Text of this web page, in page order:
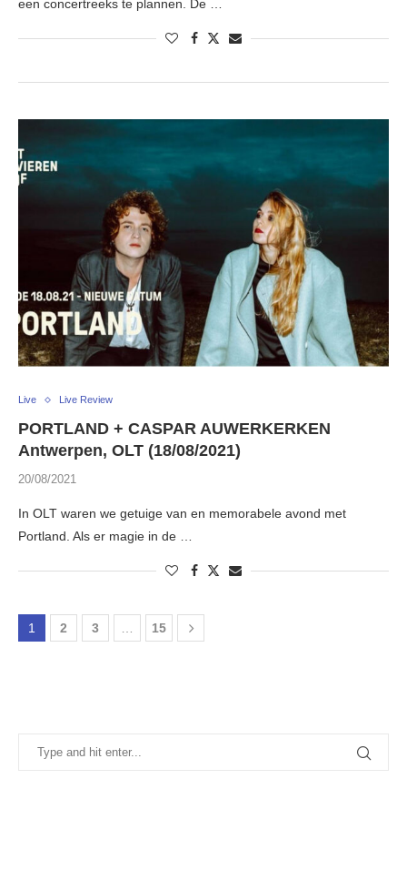
een concertreeks te plannen. De …
Live Live Review
PORTLAND + CASPAR AUWERKERKEN
Antwerpen, OLT (18/08/2021)
20/08/2021
In OLT waren we getuige van en memorabele avond met
Portland. Als er magie in de …
1 2 3 … 15